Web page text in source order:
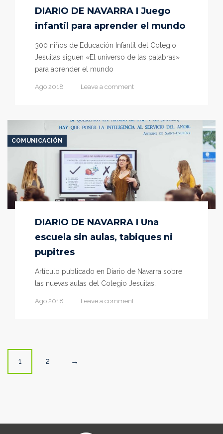
DIARIO DE NAVARRA I Juego
infantil para aprender el mundo
300 niños de Educación Infantil del Colegio
Jesuitas siguen «El universo de las palabras»
para aprender el mundo
Ago 2018 Leave a comment
COMUNICACIÓN
DIARIO DE NAVARRA I Una
escuela sin aulas, tabiques ni
pupitres
Artículo publicado en Diario de Navarra sobre
las nuevas aulas del Colegio Jesuitas.
Ago 2018 Leave a comment
Posts
1 2 →